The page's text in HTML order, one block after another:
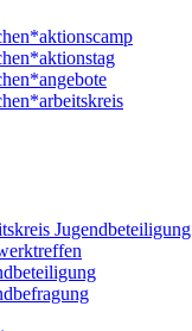
Jugendbeteiligung